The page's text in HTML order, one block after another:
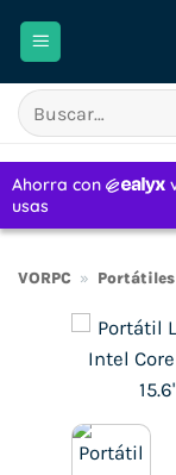
Buscar
por:
VORPC » Portátiles